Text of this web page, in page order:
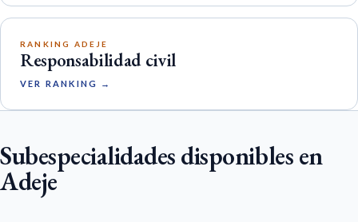
RANKING ADEJE
Responsabilidad civil
VER RANKING →
Subespecialidades disponibles en
Adeje